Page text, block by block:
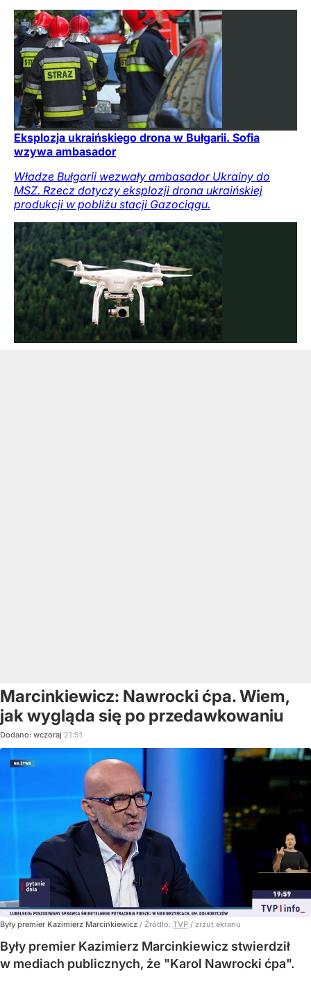
Eksplozja ukraińskiego drona w Bułgarii. Sofia
wzywa ambasador
Władze Bułgarii wezwały ambasador Ukrainy do
MSZ. Rzecz dotyczy eksplozji drona ukraińskiej
produkcji w pobliżu stacji Gazociągu.
Marcinkiewicz: Nawrocki ćpa. Wiem,
jak wygląda się po przedawkowaniu
Dodano: wczoraj 21:51
Były premier Kazimierz Marcinkiewicz / Źródło: TVP / zrzut ekranu
Były premier Kazimierz Marcinkiewicz stwierdził
w mediach publicznych, że "Karol Nawrocki ćpa".